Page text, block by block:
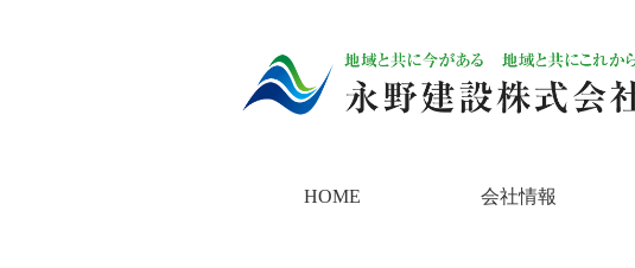
HOME 会社情報